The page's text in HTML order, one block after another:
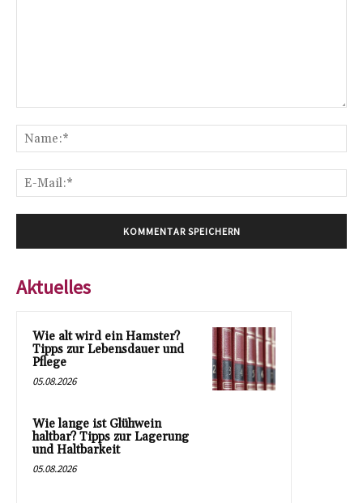
Aktuelles
Wie alt wird ein Hamster?
Tipps zur Lebensdauer und
Pflege
05.08.2026
Wie lange ist Glühwein
haltbar? Tipps zur Lagerung
und Haltbarkeit
05.08.2026